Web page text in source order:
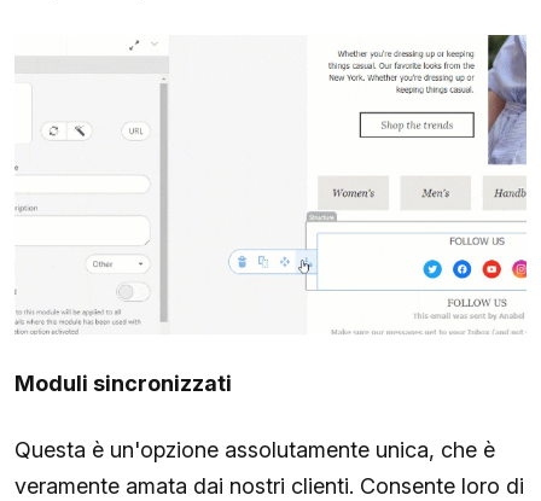
Moduli sincronizzati
Questa è un'opzione assolutamente unica, che è
veramente amata dai nostri clienti. Consente loro di